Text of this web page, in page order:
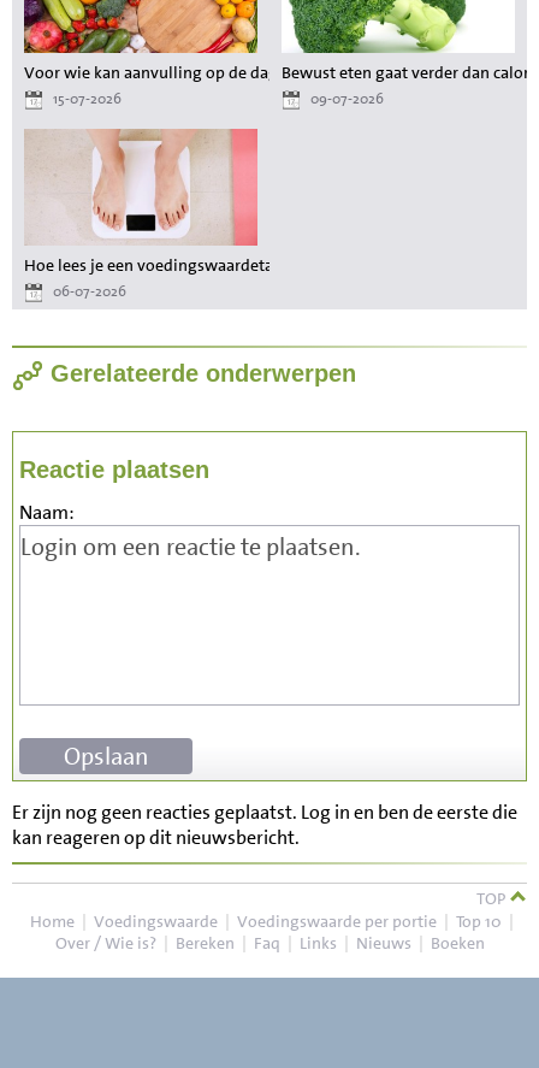
Voor wie kan aanvulling op de dagelijkse voeding waardevol zijn?
15-07-2026
Bewust eten gaat verder dan
09-07-2026
Hoe lees je een voedingswaardetabel als je wilt afvallen?
06-07-2026
Gerelateerde onderwerpen
Reactie plaatsen
Naam:
Er zijn nog geen reacties geplaatst. Log in en ben de eerste die
kan reageren op dit nieuwsbericht.
TOP
Home | Voedingswaarde | Voedingswaarde per portie | Top 10 |
Over / Wie is? | Bereken | Faq | Links | Nieuws | Boeken